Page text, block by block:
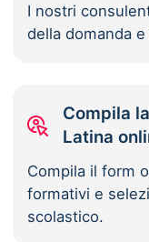
I nostri
della domanda
Compila
Latina
Compila il form
formativi e
scolastico.